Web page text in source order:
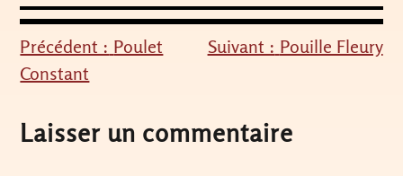
Navigation
de
l’article
Précédent : Poulet
Constant
Suivant : Pouille Fleury
Laisser un commentaire